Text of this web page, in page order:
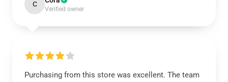
C
Verified owner
Purchasing from this store was excellent. The team